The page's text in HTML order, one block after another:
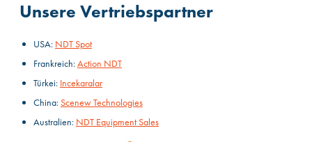
Unsere Vertriebspartner
USA: NDT Spot
Frankreich:Action NDT
Türkei: Incekaralar
China: Scenew Technologies
Australien: NDT Equipment Sales